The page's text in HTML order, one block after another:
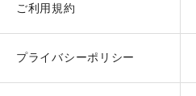
ご利用規約
プライバシーポリシー